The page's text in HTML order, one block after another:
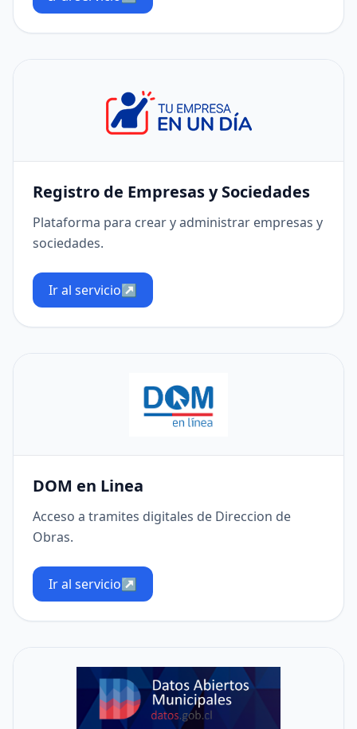
Registro de Empresas y Sociedades
Plataforma para crear y administrar empresas y
sociedades.
Ir al servicio↗
DOM en Linea
Acceso a tramites digitales de Direccion de
Obras.
Ir al servicio↗